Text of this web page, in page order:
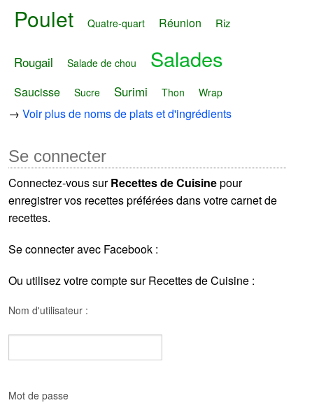
Poulet Quatre-quart Réunion Riz
Rougail Salade de chou Salades
Saucisse Sucre Surimi Thon Wrap
→Voir plus de noms de plats et d'ingrédients
Se connecter
Connectez-vous surRecettes de Cuisinepour
enregistrer vos recettes préférées dans votre carnet de
recettes.
Se connecter avec Facebook :
Ou utilisez votre compte sur Recettes de Cuisine :
Nom d'utilisateur :
Mot de passe